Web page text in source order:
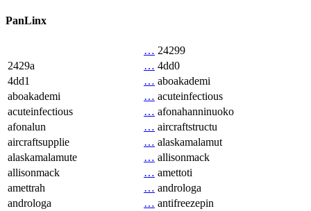
PanLinx
… 24299
2429a
… 4dd0
4dd1
… aboakademi
aboakademi
… acuteinfectious
acuteinfectious
… afonahanninuoko
afonalun
… aircraftstructu
aircraftsupplie
… alaskamalamut
alaskamalamute
… allisonmack
allisonmack
… amettoti
amettrah
… androloga
androloga
… antifreezepin